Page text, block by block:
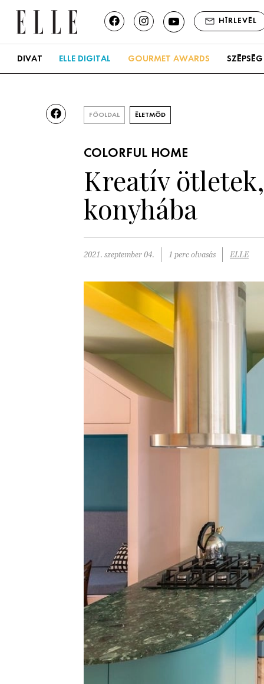
HÍRLEVÉL
DIVAT ELLE DIGITAL GOURMET AWARDS SZÉPSÉG
FŐOLDAL ÉLETMÓD
COLORFUL HOME
Kreatív
konyhába
2021. szeptember 04. 1 perc olvasás ELLE